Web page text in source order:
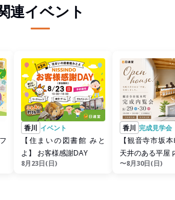
連イベント
香川 イベント
【住まいの図書館 みと
よ】 お客様感謝DAY
8月23日(日)
香川 完成見学会
【観音寺市坂
天井のある平屋
〜8月30日(日)